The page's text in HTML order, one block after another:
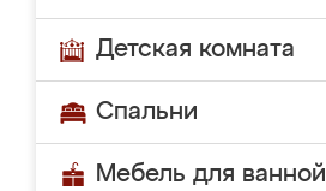
Детская комната
Спальни
Мебель для ванной